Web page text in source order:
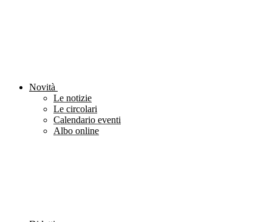
Novità
Le notizie
Le circolari
Calendario eventi
Albo online